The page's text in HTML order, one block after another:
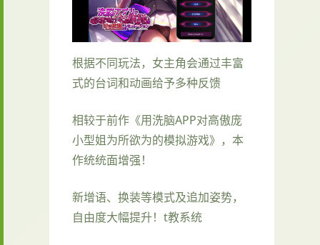
根据不同玩法，女主角会通过丰富
式的台词和动画给予多种反馈
相较于前作《用洗脑APP对高傲庞
小型姐为所欲为的模拟游戏》，本
作统统面增强！
新增语、换装等模式及追加姿势，
自由度大幅提升！t教系统